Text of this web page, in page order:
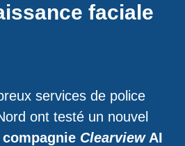
faciale
services de police
ont testé un nouvel
compagnie ClearviewAI